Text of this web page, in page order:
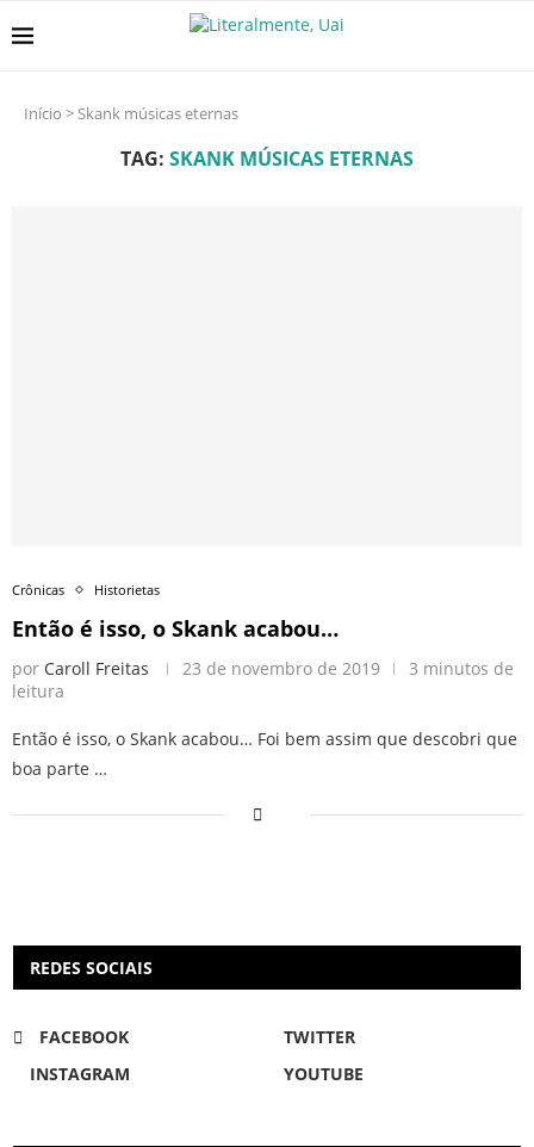
Início >Skank músicas eternas
TAG: SKANK MÚSICAS ETERNAS
Crônicas Historietas
Então é isso, o Skank acabou…
por Caroll Freitas 23 de novembro de 2019
3 minutos de
leitura
Então é isso, o Skank acabou… Foi bem assim que descobri que
boa parte …
REDES SOCIAIS
FACEBOOK
TWITTER
INSTAGRAM
YOUTUBE